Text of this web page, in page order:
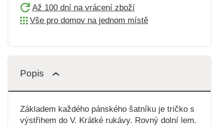
Až 100 dní na vrácení zboží
Vše pro domov na jednom místě
Popis
Základem každého pánského šatníku je tričko s
výstřihem do V. Krátké rukávy. Rovný dolní lem.